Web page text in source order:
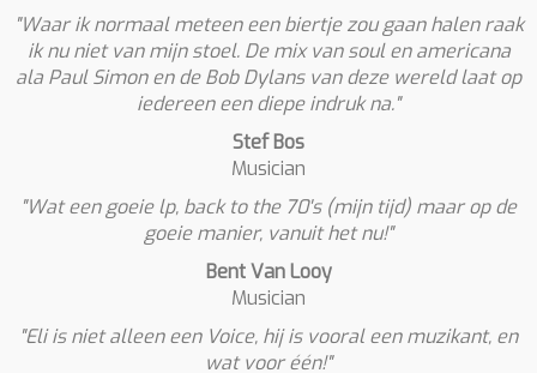
"Waar ik normaal meteen een biertje zou gaan halen raak
ik nu niet van mijn stoel. De mix van soul en americana
ala Paul Simon en de Bob Dylans van deze wereld laat op
iedereen een diepe indruk na."
Stef Bos
Musician
"Wat een goeie lp, back to the 70's (mijn tijd) maar op de
goeie manier, vanuit het nu!"
Bent Van Looy
Musician
"Eli is niet alleen een Voice, hij is vooral een muzikant, en
wat voor één!"